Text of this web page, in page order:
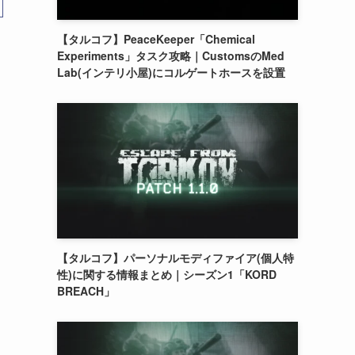
【タルコフ】PeaceKeeper「Chemical
Experiments」タスク攻略｜CustomsのMed
Lab(インテリ小屋)にコルゲートホースを設置
【タルコフ】パーソナルモディファイア(個人特
性)に関する情報まとめ｜シーズン1「KORD
BREACH」